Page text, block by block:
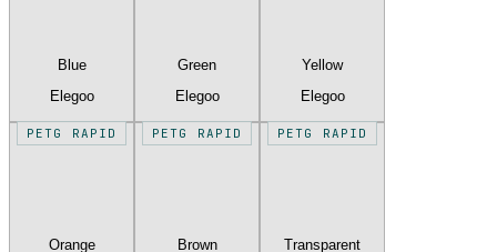
Blue
Elegoo
Green
Elegoo
Yellow
Elegoo
PETG RAPID
Orange
PETG RAPID
Brown
PETG RAPID
Transparent